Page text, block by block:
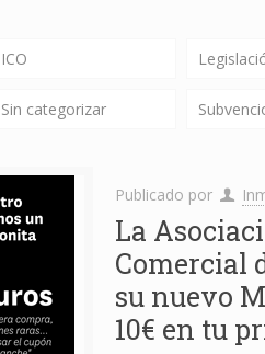
ICO
Sin categorizar
Publicado por
La
Comercial
su nuevo
10€ en tu